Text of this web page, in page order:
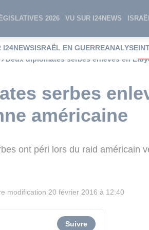
2026 VU SUR I24NEWS
I24NEWSISRAËL EN GUERREANALYSE
Deux diplomates serbes enlevés en
serbes
américaine
ont péri lors du raid américain
modification 20 février 2016 à 12:40
Suivre